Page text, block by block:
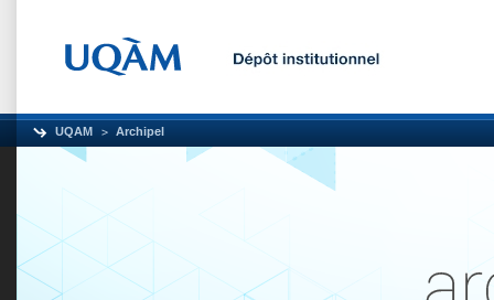
UQAM Archipel